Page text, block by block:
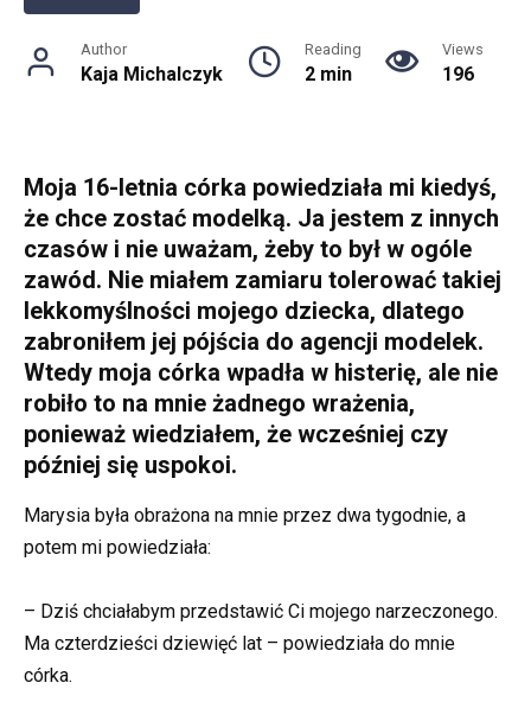
Author
Kaja Michalczyk
Reading
2 min
Views
196
Moja 16-letnia córka powiedziała mi kiedyś,
że chce zostać modelką. Ja jestem z innych
czasów i nie uważam, żeby to był w ogóle
zawód. Nie miałem zamiaru tolerować takiej
lekkomyślności mojego dziecka, dlatego
zabroniłem jej pójścia do agencji modelek.
Wtedy moja córka wpadła w histerię, ale nie
robiło to na mnie żadnego wrażenia,
ponieważ wiedziałem, że wcześniej czy
później się uspokoi.
Marysia była obrażona na mnie przez dwa tygodnie, a
potem mi powiedziała:
– Dziś chciałabym przedstawić Ci mojego narzeczonego.
Ma czterdzieści dziewięć lat – powiedziała do mnie
córka.